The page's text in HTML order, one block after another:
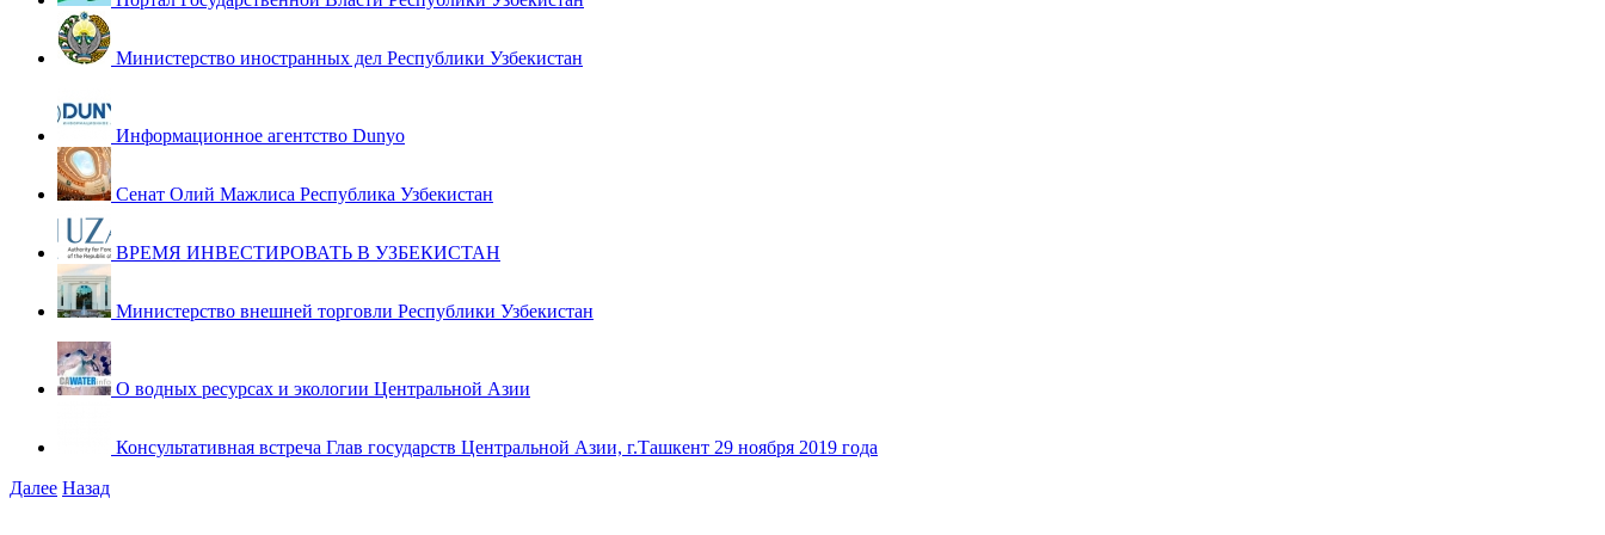
Министерство иностранных дел Республики Узбекистан
Информационное агентство Dunyo
Сенат Олий Мажлиса Республика Узбекистан
ВРЕМЯ ИНВЕСТИРОВАТЬ В УЗБЕКИСТАН
Министерство внешней торговли Республики Узбекистан
О водных ресурсах и экологии Центральной Азии
Консультативная встреча Глав государств Центральной Азии, г.Ташкент 29 ноября 2019 года
Далее Назад